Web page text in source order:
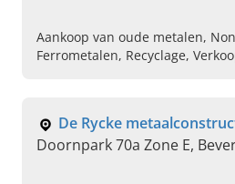
Aankoop van oude metalen,
Ferrometalen, Recyclage,
De Rycke
Doornpark 70a Zone E,